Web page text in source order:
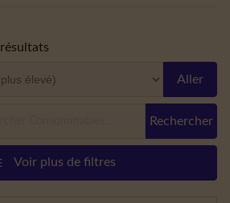
résultats
Aller
Rechercher
Voir plus de filtres